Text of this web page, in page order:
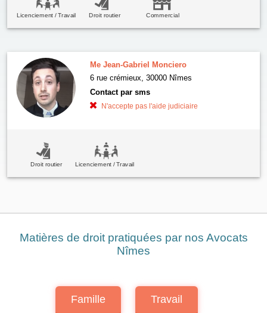
Licenciement / Travail Droit routier Commercial
Me Jean-Gabriel Monciero
6 rue crémieux, 30000 Nîmes
Contact par sms
N'accepte pas l'aide judiciaire
Droit routier Licenciement / Travail
Matières de droit pratiquées par nos Avocats
Nîmes
Famille Travail